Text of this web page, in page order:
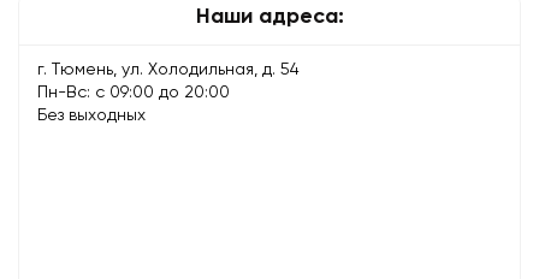
Наши адреса:
г. Тюмень, ул. Холодильная, д. 54
Пн-Вс: с 09:00 до 20:00
Без выходных